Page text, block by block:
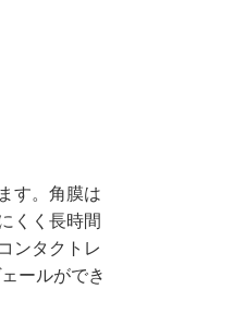
す。角膜は
くく長時間
ンタクトレ
ールができ